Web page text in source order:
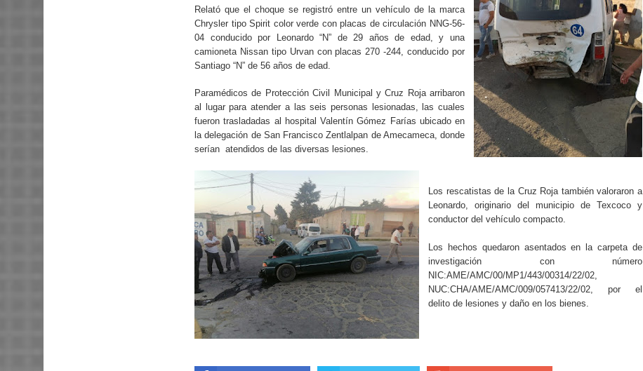
Relató que el choque se registró entre un vehículo de la marca
Chrysler tipo Spirit color verde con placas de circulación NNG-56-
04 conducido por Leonardo “N” de 29 años de edad, y una
camioneta Nissan tipo Urvan con placas 270 -244, conducido por
Santiago “N” de 56 años de edad.
Paramédicos de Protección Civil Municipal y Cruz Roja arribaron
al lugar para atender a las seis personas lesionadas, las cuales
fueron trasladadas al hospital Valentín Gómez Farías ubicado en
la delegación de San Francisco Zentlalpan de Amecameca, donde
serían atendidos de las diversas lesiones.
Los rescatistas de la Cruz Roja también valoraron a
Leonardo, originario del municipio de Texcoco y
conductor del vehículo compacto.
Los hechos quedaron asentados en la carpeta de
investigación con número
NIC:AME/AMC/00/MP1/443/00314/22/02,
NUC:CHA/AME/AMC/009/057413/22/02, por el
delito de lesiones y daño en los bienes.